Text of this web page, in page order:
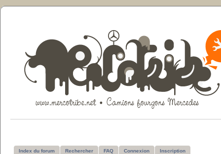
Index du forum Rechercher FAQ Connexion Inscription